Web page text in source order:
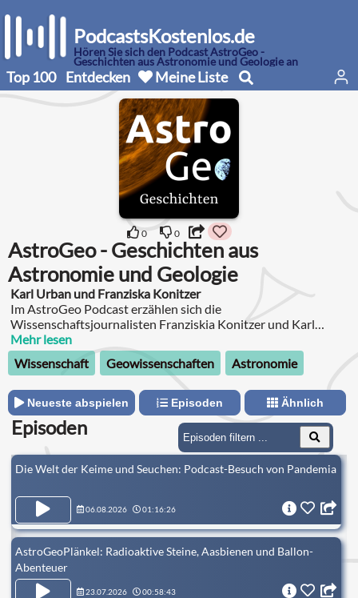
PodcastsKostenlos.de
Hören Sie sich den Podcast AstroGeo -
Geschichten aus Astronomie und Geologie an
Top 100 Entdecken Meine Liste
0 0
AstroGeo - Geschichten aus
Astronomie und Geologie
Karl Urban und Franziska Konitzer
Im AstroGeo Podcast erzählen sich die
Wissenschaftsjournalisten Franziskia Konitzer und Karl
Urban regelmäßig Geschichten, die ihnen entweder die Steine
unseres kosmischen Vorgartens eingeflüstert – oder die sie in
den Tiefen und Untiefen des Universums aufgestöbert haben.
Mehr lesen
Wissenschaft
Geowissenschaften Astronomie
Neueste abspielen Episoden Ähnlich
Episoden
Die Welt der Keime und Seuchen: Podcast-Besuch von Pandemia
06.08.2026 01:16:26
AstroGeoPlänkel: Radioaktive Steine, Aasbienen und Ballon-
Abenteuer
23.07.2026 00:58:43